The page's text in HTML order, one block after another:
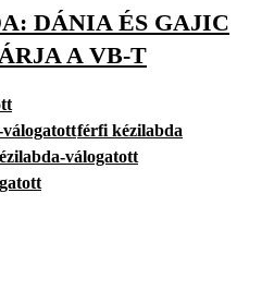
DÁNIA ÉS GAJIC
A VB-T
férfi kézilabda
válogatott